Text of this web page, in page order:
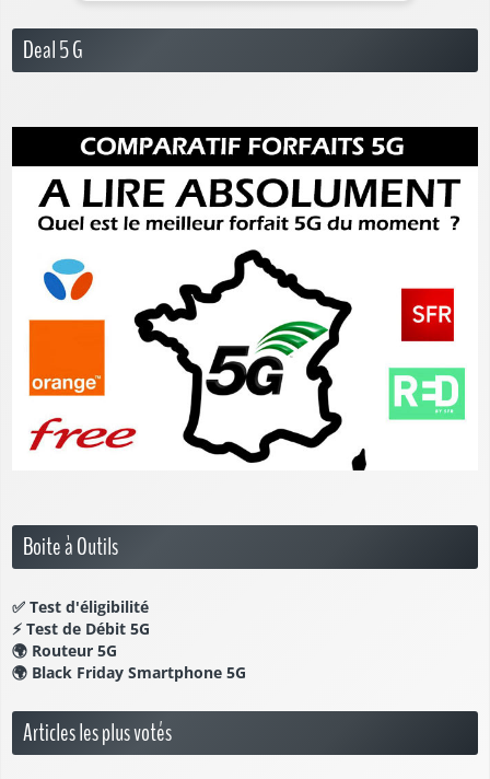
Deal 5 G
Boite à Outils
✅ Test d'éligibilité
⚡ Test de Débit 5G
🌍 Routeur 5G
🌍 Black Friday Smartphone 5G
Articles les plus votés